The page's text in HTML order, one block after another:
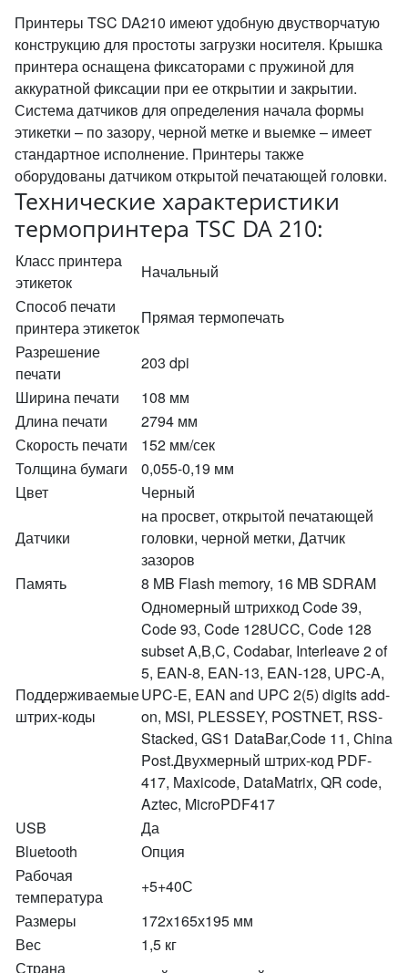
Принтеры TSC DA210 имеют удобную двустворчатую
конструкцию для простоты загрузки носителя. Крышка
принтера оснащена фиксаторами с пружиной для
аккуратной фиксации при ее открытии и закрытии.
Система датчиков для определения начала формы
этикетки – по зазору, черной метке и выемке – имеет
стандартное исполнение. Принтеры также
оборудованы датчиком открытой печатающей головки.
Технические характеристики
термопринтера TSC DA 210:
Класс принтера
этикеток
Начальный
Способ печати
принтера этикеток
Прямая термопечать
Разрешение
печати
203 dpi
Ширина печати
108 мм
Длина печати
2794 мм
Скорость печати
152 мм/сек
Толщина бумаги
0,055-0,19 мм
Цвет
Черный
Датчики
на просвет, открытой печатающей
головки, черной метки, Датчик
зазоров
Память
8 MB Flash memory, 16 MB SDRAM
Поддерживаемые
штрих-коды
Одномерный штрихкод Code 39,
Code 93, Code 128UCC, Code 128
subset A,B,C, Codabar, Interleave 2 of
5, EAN-8, EAN-13, EAN-128, UPC-A,
UPC-E, EAN and UPC 2(5) digits add-
on, MSI, PLESSEY, POSTNET, RSS-
Stacked, GS1 DataBar,Code 11, China
Post.Двухмерный штрих-код PDF-
417, Maxicode, DataMatrix, QR code,
Aztec, MicroPDF417
USB
Да
Bluetooth
Опция
Рабочая
температура
+5+40С
Размеры
172х165х195 мм
Вес
1,5 кг
Страна